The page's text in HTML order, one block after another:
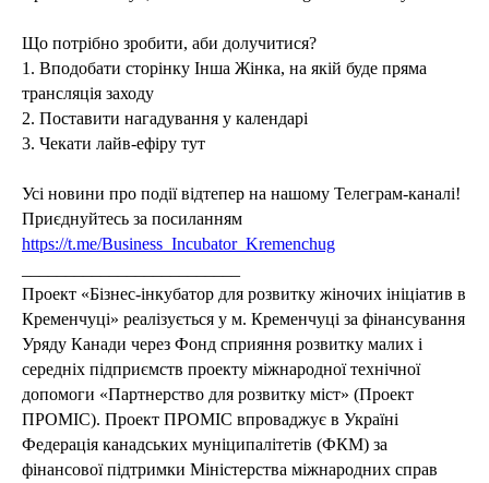
Що потрібно зробити, аби долучитися?
1. Вподобати сторінку Інша Жінка, на якій буде пряма
трансляція заходу
2. Поставити нагадування у календарі
3. Чекати лайв-ефіру тут
Усі новини про події відтепер на нашому Телеграм-каналі!
Приєднуйтесь за посиланням
https://t.me/Business_Incubator_Kremenchug
Проект «Бізнес-інкубатор для розвитку жіночих ініціатив в
Кременчуці» реалізується у м. Кременчуці за фінансування
Уряду Канади через Фонд сприяння розвитку малих і
середніх підприємств проекту міжнародної технічної
допомоги «Партнерство для розвитку міст» (Проект
ПРОМІС). Проект ПРОМІС впроваджує в Україні
Федерація канадських муніципалітетів (ФКМ) за
фінансової підтримки Міністерства міжнародних справ